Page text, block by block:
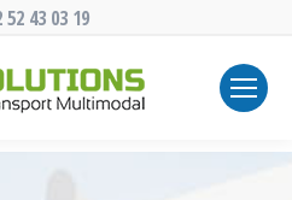
52 43 03 19